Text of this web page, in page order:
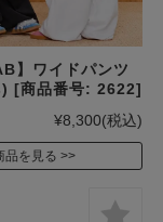
】ワイドパンツ
[商品番号: 2622]
¥8,300(税込)
品を見る